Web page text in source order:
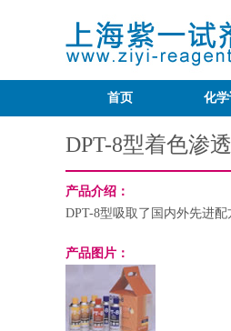
首页 化学
DPT-8型着色渗
产品介绍：
DPT-8型吸取了国内外先进
产品图片：